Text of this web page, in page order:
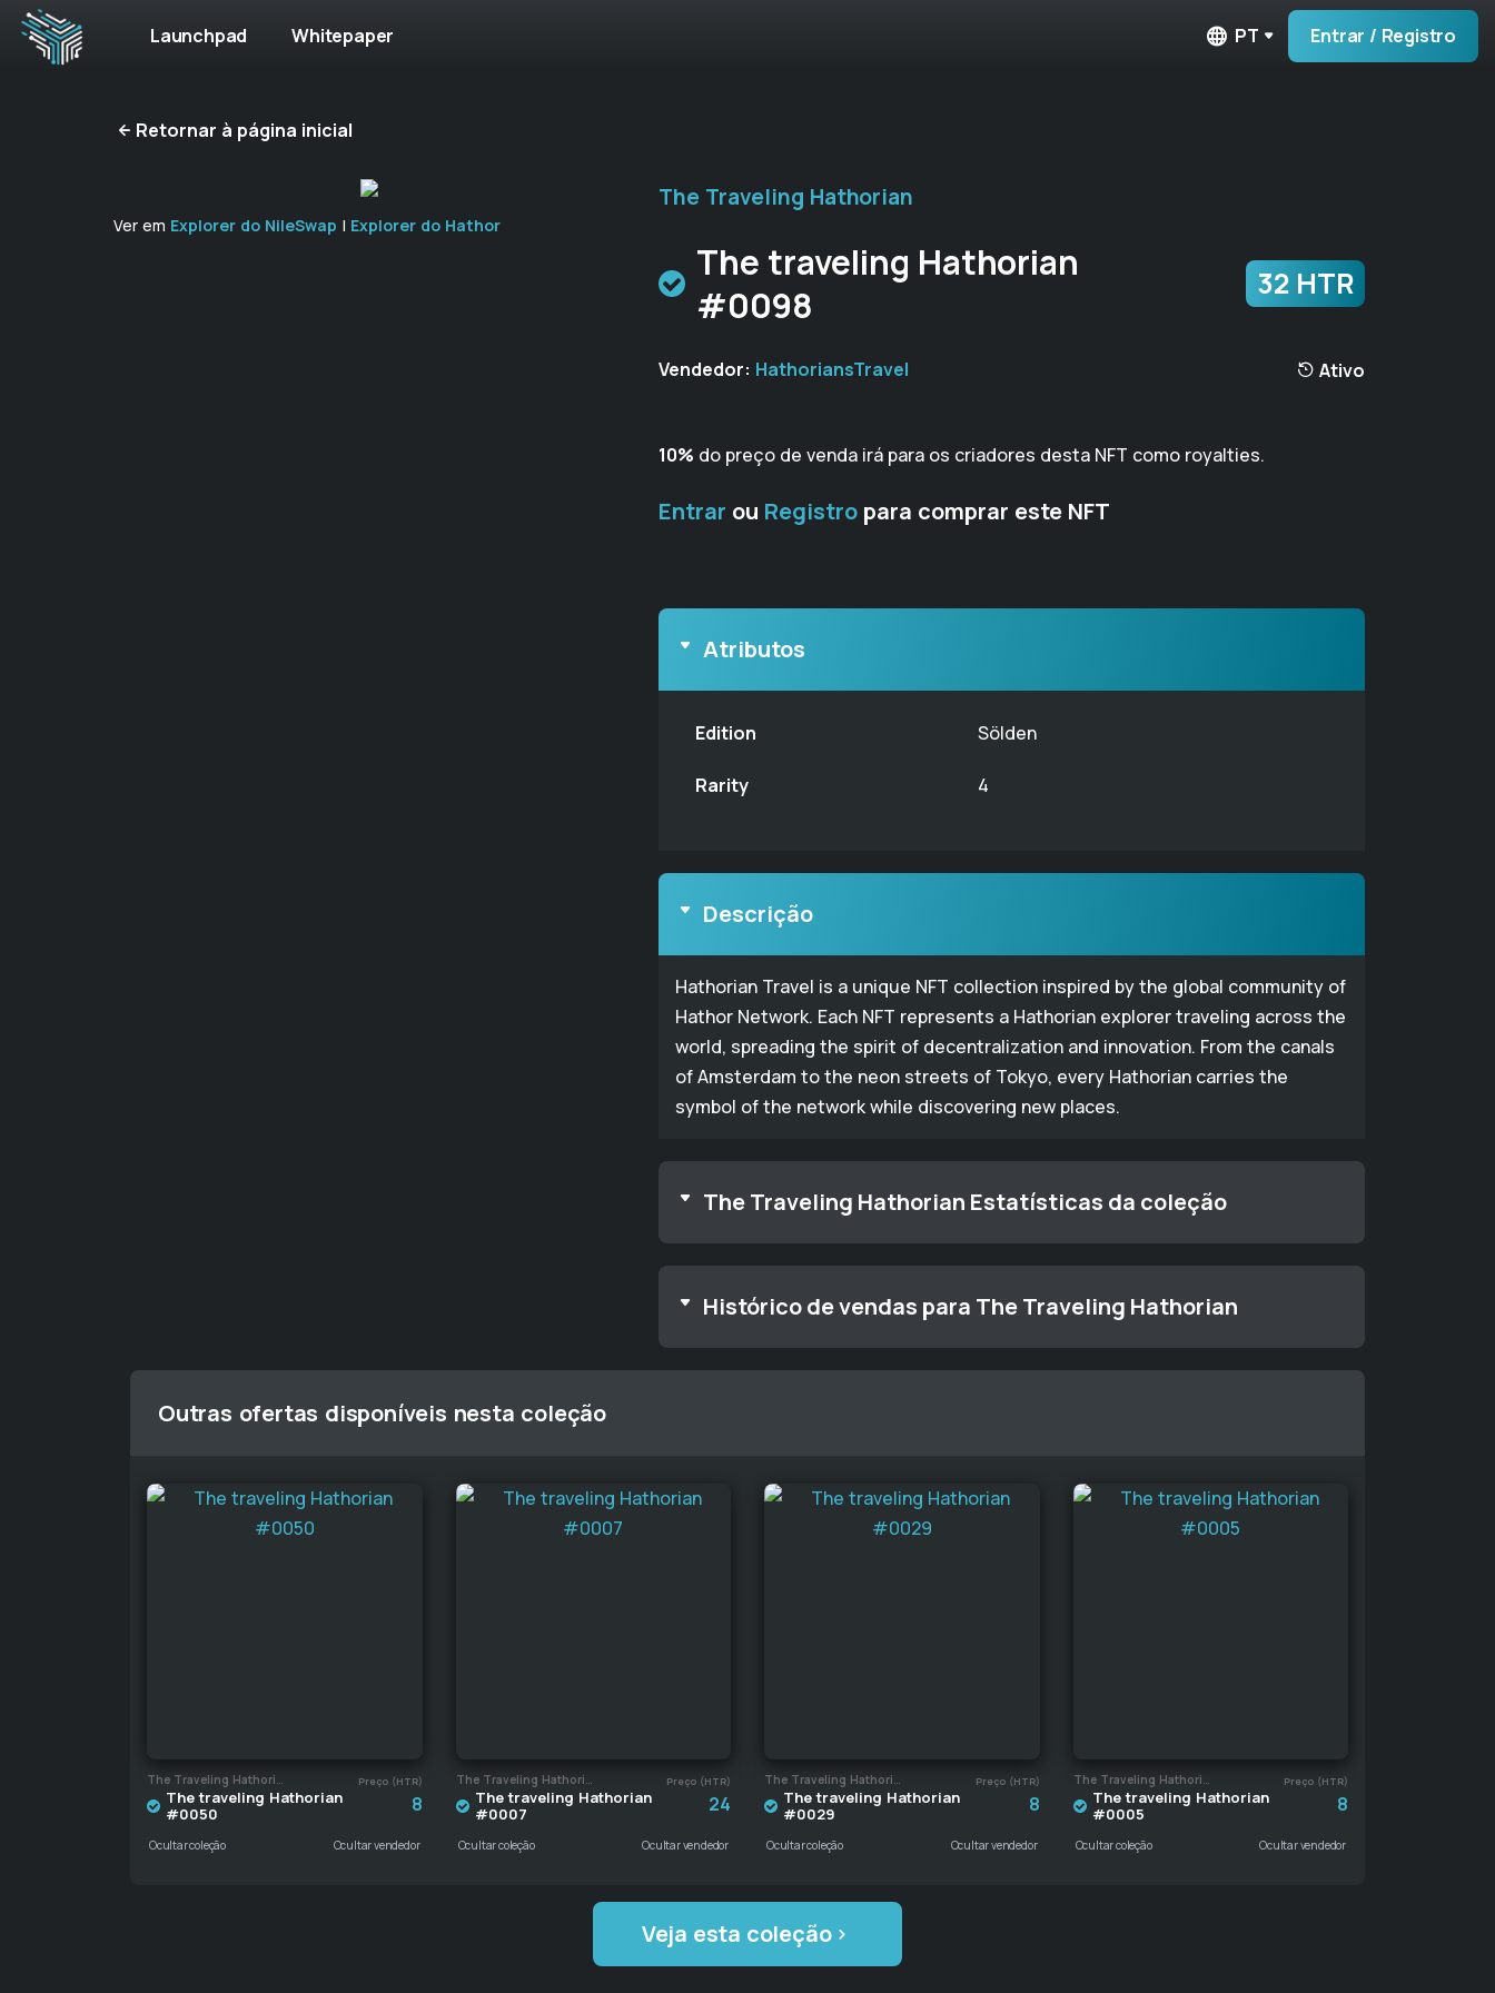
Launchpad Whitepaper PT Entrar / Registro
Retornar à página inicial
Ver em Explorer do NileSwap | Explorer do Hathor
The Traveling Hathorian
The traveling Hathorian
#0098
32 HTR
Vendedor: HathoriansTravel Ativo
10% do preço de venda irá para os criadores desta NFT como royalties.
Entrar ou Registro para comprar este NFT
Atributos
Edition Sölden
Rarity 4
Descrição
Hathorian Travel is a unique NFT collection inspired by the global community of
Hathor Network. Each NFT represents a Hathorian explorer traveling across the
world, spreading the spirit of decentralization and innovation. From the canals
of Amsterdam to the neon streets of Tokyo, every Hathorian carries the
symbol of the network while discovering new places.
The Traveling Hathorian Estatísticas da coleção
Histórico de vendas para The Traveling Hathorian
Outras ofertas disponíveis nesta coleção
Preço (HTR)
The traveling Hathorian
#0050
8
Ocultar coleção Ocultar vendedor
Preço (HTR)
The traveling Hathorian
#0007
24
Ocultar coleção Ocultar vendedor
Preço (HTR)
The traveling Hathorian
#0029
8
Ocultar coleção Ocultar vendedor
Preço (HTR)
The traveling Hathorian
#0005
8
Ocultar coleção Ocultar vendedor
Veja esta coleção